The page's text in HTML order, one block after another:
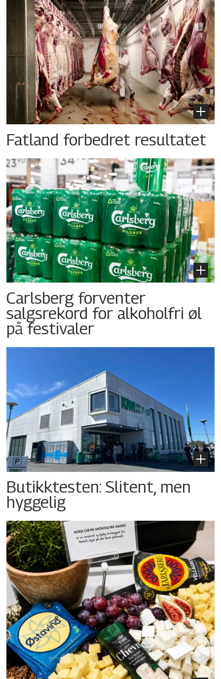
Fatland forbedret resultatet
Carlsberg forventer
salgsrekord for alkoholfri øl
på festivaler
Butikktesten: Slitent, men
hyggelig